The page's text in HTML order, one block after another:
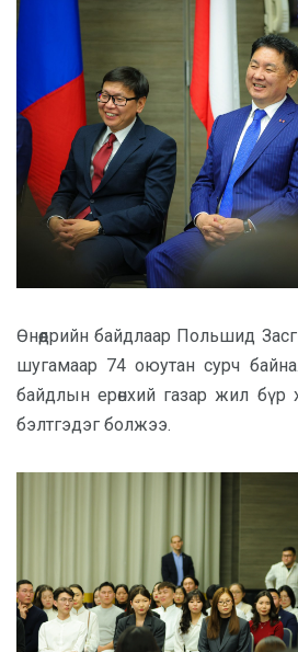
Өнөөдрийн байдлаар Польшид
шугамаар 74 оюутан сурч
байдлын ерөнхий газар жил бүр
бэлтгэдэг болжээ.